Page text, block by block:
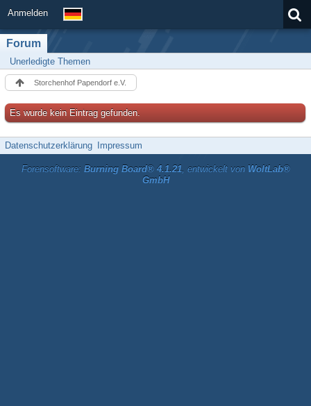
Anmelden
Forum
Unerledigte Themen
Storchenhof Papendorf e.V.
Es wurde kein Eintrag gefunden.
Datenschutzerklärung Impressum
Forensoftware: Burning Board® 4.1.21, entwickelt von WoltLab®
GmbH